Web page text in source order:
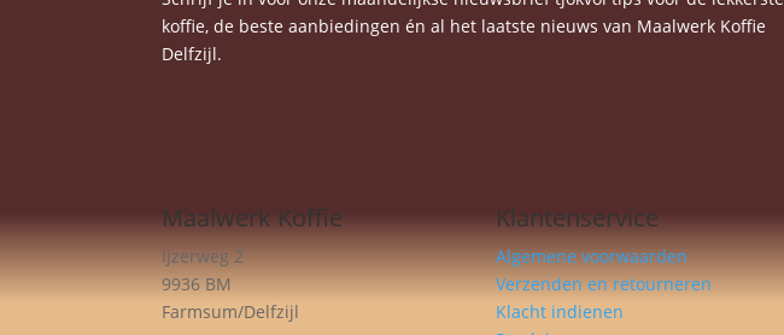
koffie, de beste aanbiedingen én al het laatste nieuws van Maalwerk Koffie
Delfzijl.
Maalwerk Koffie
Ijzerweg 2
9936 BM
Farmsum/Delfzijl
Klantenservice
Algemene voorwaarden
Verzenden en retourneren
Klacht indienen